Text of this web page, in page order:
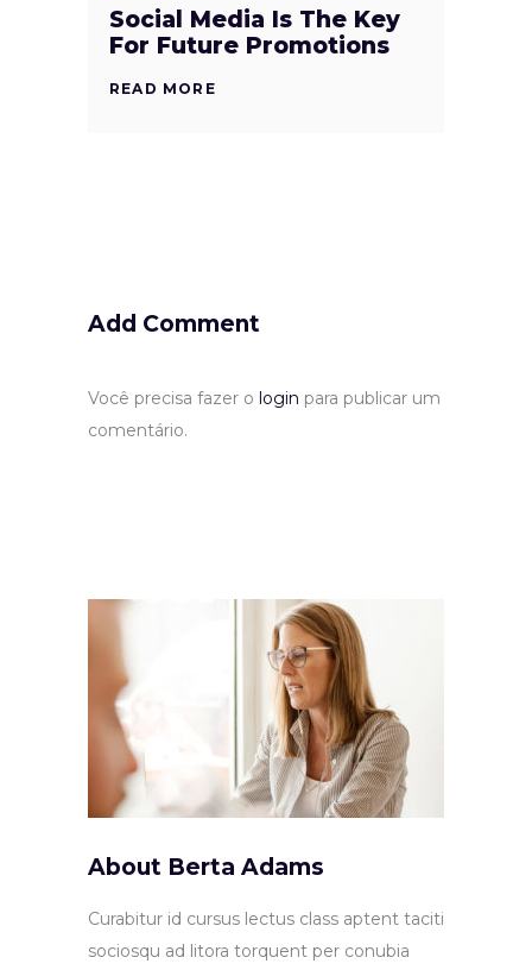
Social Media Is The Key
For Future Promotions
READ MORE
Add Comment
Você precisa fazer o login para publicar um
comentário.
About Berta Adams
Curabitur id cursus lectus class aptent taciti
sociosqu ad litora torquent per conubia